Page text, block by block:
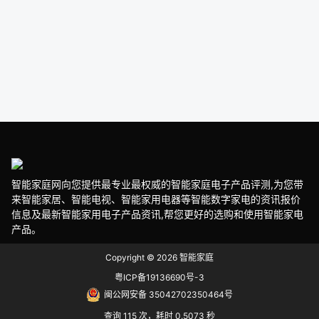
智能家庭网向您提供最专业最权威的智能家庭电子产品评测,为您带
来智能家居、智能电视、智能家用电器等智能数字家电的资讯报价
信息及最新智能家用电子产品资讯,帮您更好的选购和使用智能家电
产品。
Copyright © 2026 智能家庭
粤ICP备19136690号-3
闽公网安备 35042702350464号
查询 115 次，耗时 0.5073 秒